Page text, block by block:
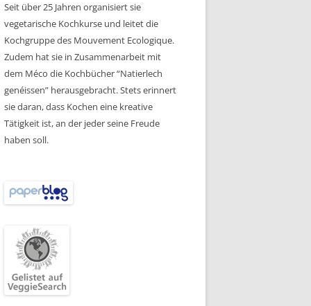
Seit über 25 Jahren organisiert sie
vegetarische Kochkurse und leitet die
Kochgruppe des Mouvement Ecologique.
Zudem hat sie in Zusammenarbeit mit
dem Méco die Kochbücher “Natierlech
genéissen” herausgebracht. Stets erinnert
sie daran, dass Kochen eine kreative
Tätigkeit ist, an der jeder seine Freude
haben soll.